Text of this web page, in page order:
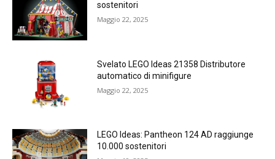
sostenitori
Maggio 22, 2025
Svelato LEGO Ideas 21358 Distributore
automatico di minifigure
Maggio 22, 2025
LEGO Ideas: Pantheon 124 AD raggiunge
10.000 sostenitori